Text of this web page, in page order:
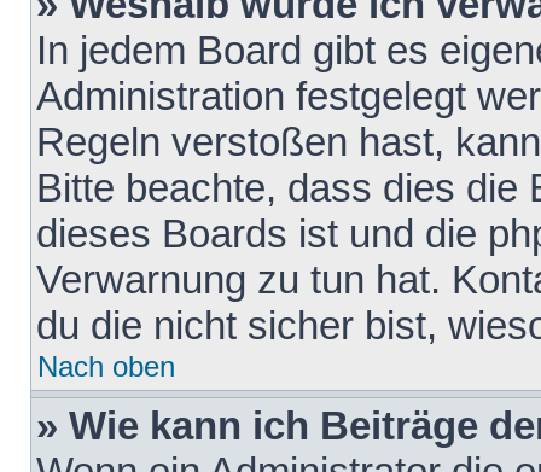
In jedem Board gibt es
Administration festgelegt
Regeln verstoßen hast,
Bitte beachte, dass dies die
dieses Boards ist und die
Verwarnung zu tun hat.
du die nicht sicher bist,
Nach oben
» Wie kann ich Beiträge